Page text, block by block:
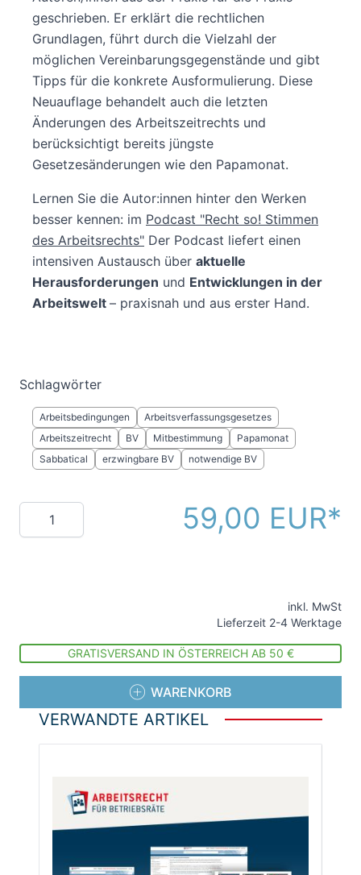
geschrieben. Er erklärt die rechtlichen
Grundlagen, führt durch die Vielzahl der
möglichen Vereinbarungsgegenstände und gibt
Tipps für die konkrete Ausformulierung. Diese
Neuauflage behandelt auch die letzten
Änderungen des Arbeitszeitrechts und
berücksichtigt bereits jüngste
Gesetzesänderungen wie den Papamonat.
Lernen Sie die Autor:innen hinter den Werken
besser kennen: im Podcast "Recht so! Stimmen
des Arbeitsrechts" Der Podcast liefert einen
intensiven Austausch über aktuelle
Herausforderungen und Entwicklungen in der
Arbeitswelt – praxisnah und aus erster Hand.
Schlagwörter
Arbeitsbedingungen
Arbeitsverfassungsgesetzes
Arbeitszeitrecht
BV Mitbestimmung
Papamonat
Sabbatical
erzwingbare BV notwendige BV
Menge 59,00 EUR
inkl. MwSt
Lieferzeit 2-4 Werktage
GRATISVERSAND IN ÖSTERREICH AB 50 €
WARENKORB
VERWANDTE ARTIKEL